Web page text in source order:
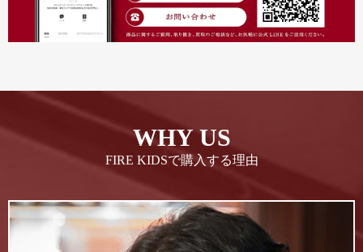
WHY US
FIRE KIDSで購入する理由